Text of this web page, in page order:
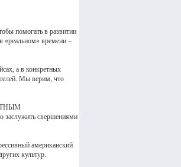
помогать в развитии
«реальном» времени –
а в конкретных
Мы верим, что
заслужить свершениями
американский
культур.